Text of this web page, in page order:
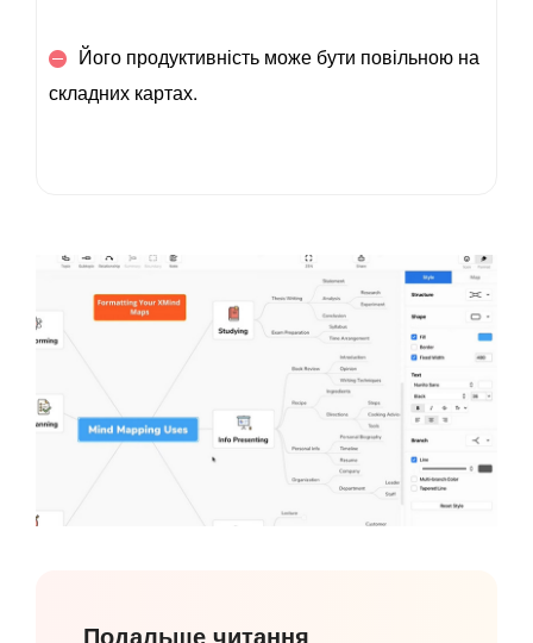
Його продуктивність може бути повільною на
складних картах.
Подальше читання